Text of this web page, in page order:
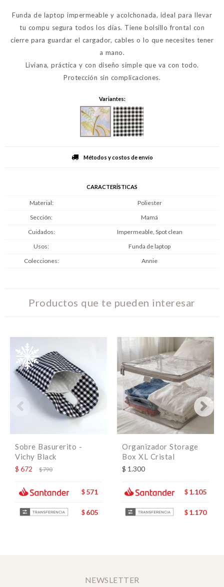
Funda de laptop impermeable y acolchonada, ideal para llevar
tu compu segura todos los días. Tiene bolsillo frontal con
cierre para guardar el cargador, cables o lo que necesites tener
a mano.
Liviana, práctica y con diseño simple que va con todo.
Protección sin complicaciones.
Variantes:
Métodos y costos de envío
CARACTERÍSTICAS
Material
Poliester
Sección
Mamá
Cuidados
Impermeable, Spot clean
Usos
Funda de laptop
Colecciones
Annie
Productos que te pueden interesar
Sobre Basurerito -
Vichy Black
$ 672 $790
$ 571
$ 605
Organizador Storage
Box XL Cristal
$ 1.300
$ 1.105
$ 1.170
NEWSLETTER